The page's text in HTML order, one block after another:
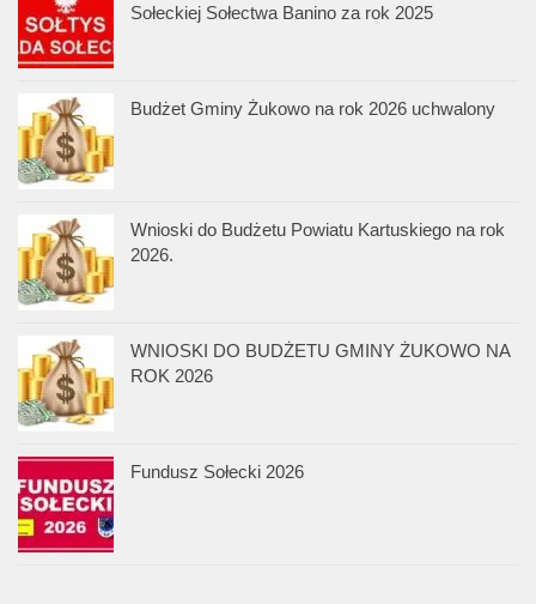
Sołeckiej Sołectwa Banino za rok 2025
Budżet Gminy Żukowo na rok 2026 uchwalony
Wnioski do Budżetu Powiatu Kartuskiego na rok
2026.
WNIOSKI DO BUDŻETU GMINY ŻUKOWO NA
ROK 2026
Fundusz Sołecki 2026